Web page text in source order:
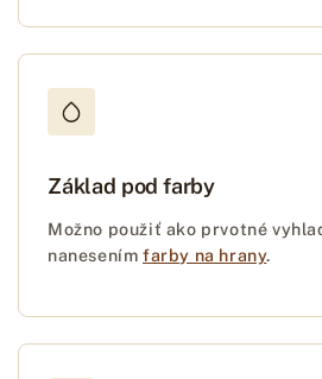
Základ pod farby
Možno použiť ako prvotné
nanesením farby na hrany.